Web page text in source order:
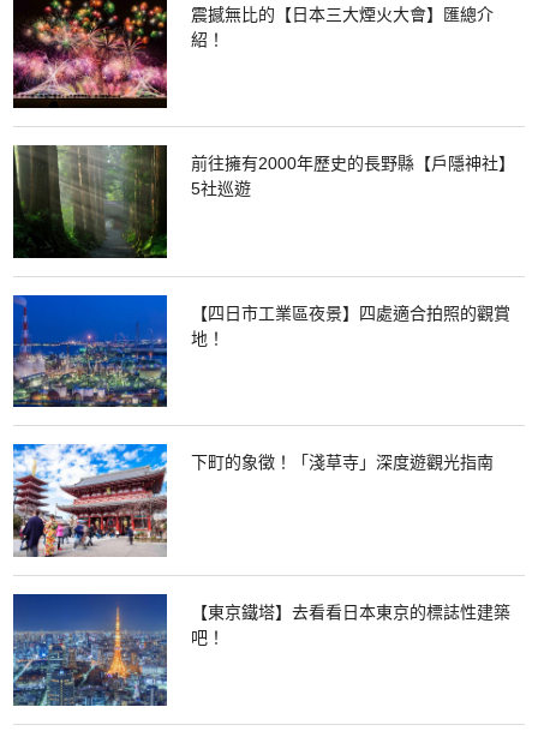
震撼無比的【日本三大煙火大會】匯總介
紹！
前往擁有2000年歷史的長野縣【戶隱神社】
5社巡遊
【四日市工業區夜景】四處適合拍照的觀賞
地！
下町的象徵！「淺草寺」深度遊觀光指南
【東京鐵塔】去看看日本東京的標誌性建築
吧！